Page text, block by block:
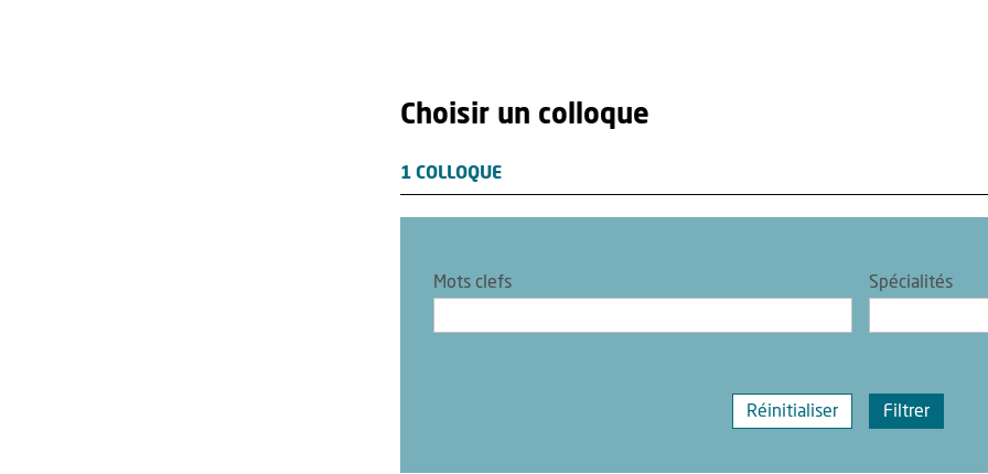
Choisir un colloque
1 COLLOQUE
Mots clefs Spécialités
Réinitialiser Filtrer